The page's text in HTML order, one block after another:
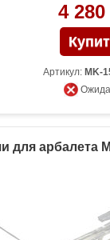
4 280
Артикул: MK-
для арбалета